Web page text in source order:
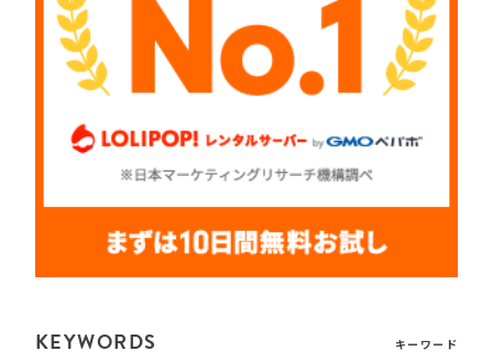
KEYWORDS キーワード